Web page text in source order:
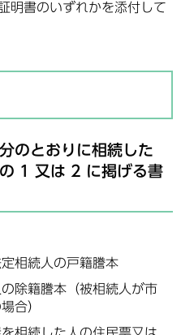
明書のいずれかを添付して
のとおりに相続した
1 又は 2 に掲げる書
相続人の戸籍謄本
除籍謄本（被相続人が市
合）